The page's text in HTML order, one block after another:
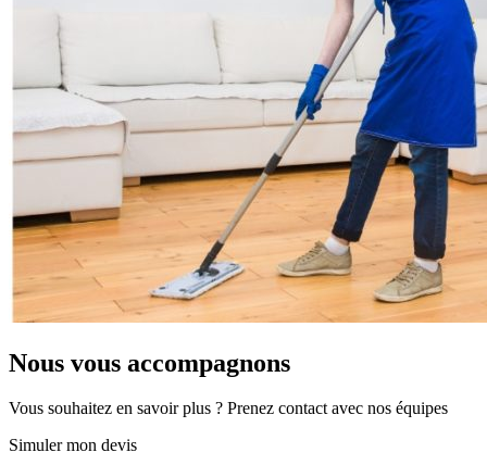
Nous vous accompagnons
Vous souhaitez en savoir plus ? Prenez contact avec nos équipes
Simuler mon devis